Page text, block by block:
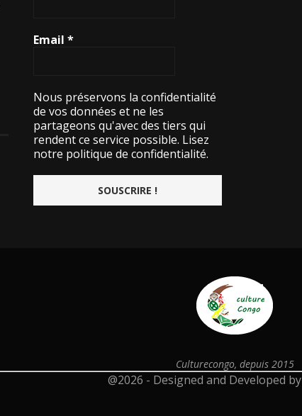
Email*
Nous préservons la confidentialité
de vos données et ne les
partageons qu'avec des tiers qui
rendent ce service possible. Lisez
notre politique de confidentialité.
Culturecongo, depuis 2015
@2026 - Designed and Developed by